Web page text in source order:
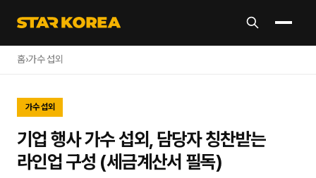
홈›가수 섭외
가수 섭외
기업 행사 가수 섭외, 담당자 칭찬받는
라인업 구성 (세금계산서 필독)